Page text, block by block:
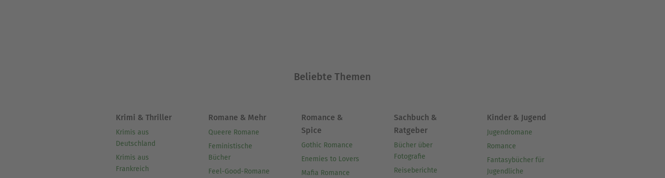
Beliebte Themen
Krimi & Thriller
Krimis aus
Deutschland
Krimis aus
Frankreich
Romane & Mehr
Queere Romane
Feministische
Bücher
Feel-Good-Romane
Romance &
Spice
Gothic Romance
Enemies to Lovers
Mafia Romance
Sachbuch &
Ratgeber
Bücher über
Fotografie
Reiseberichte
Kinder & Jugend
Jugendromane
Romance
Fantasybücher für
Jugendliche